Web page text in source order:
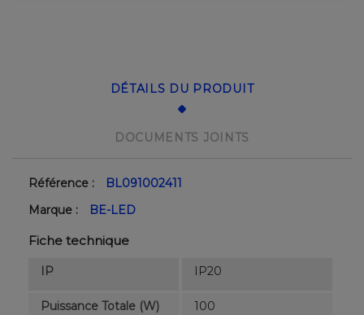
DÉTAILS DU PRODUIT
DOCUMENTS JOINTS
Référence :
BL091002411
Marque :
BE-LED
Fiche technique
IP IP20
Puissance Totale (W) 100